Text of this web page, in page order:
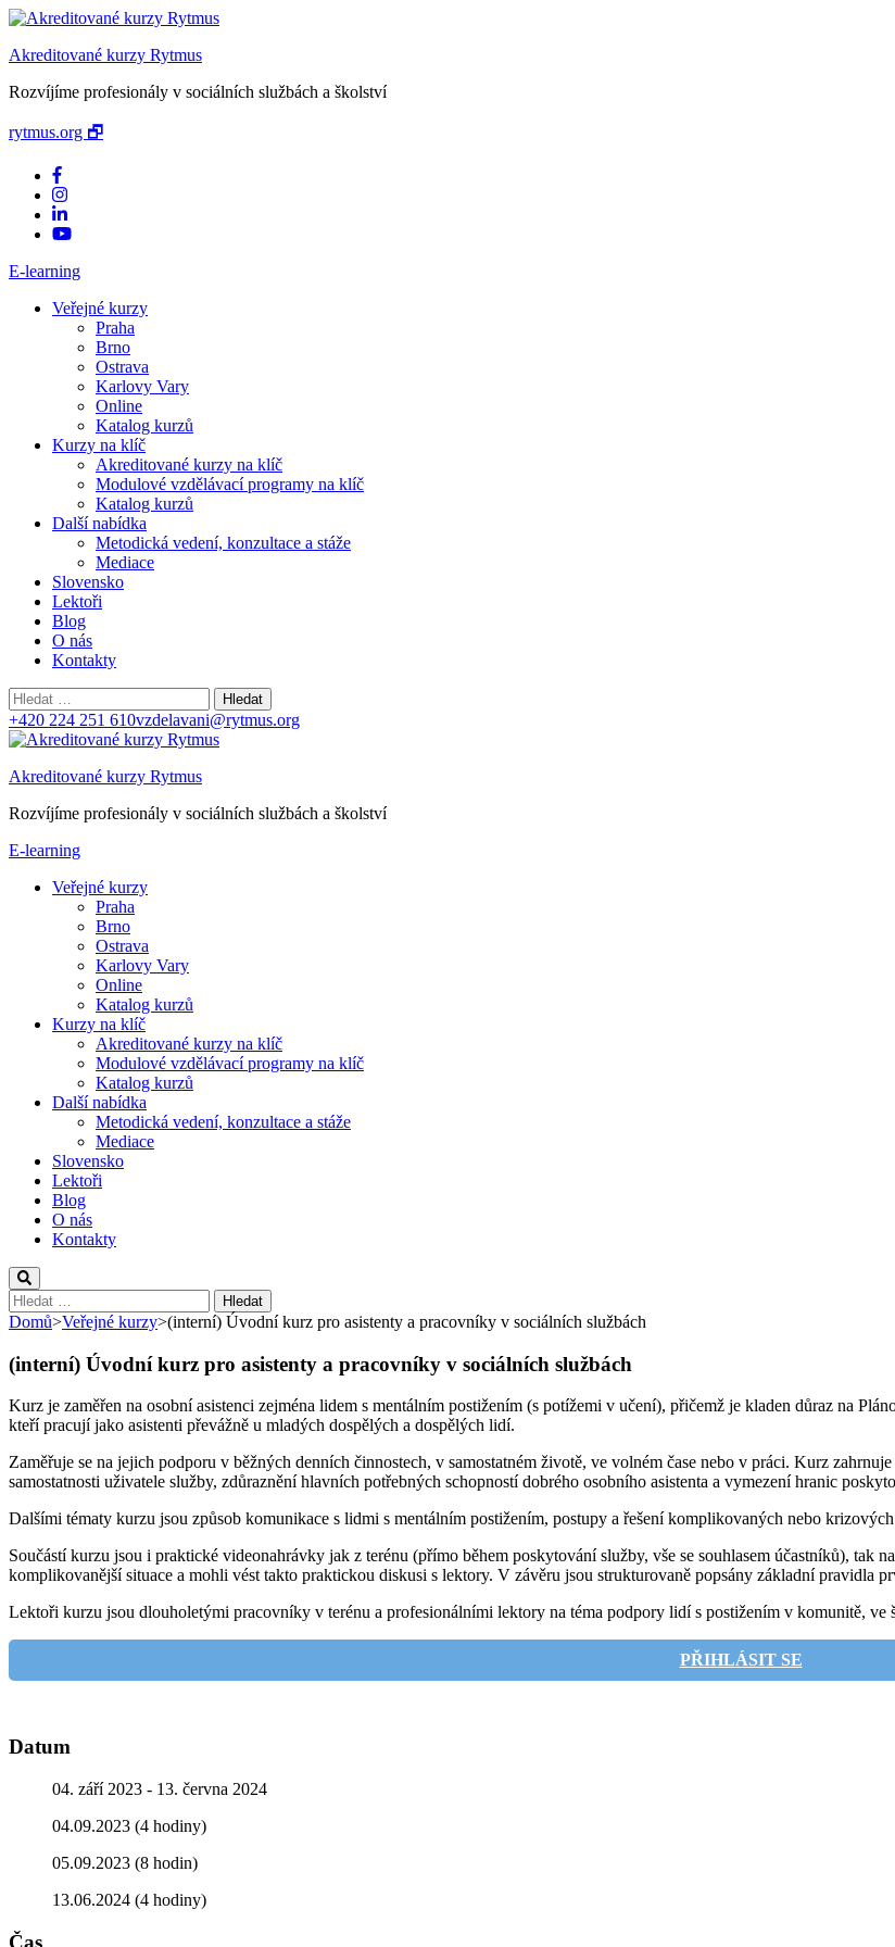
Akreditované kurzy Rytmus
Rozvíjíme profesionály v sociálních službách a školství
rytmus.org 🗗
E-learning
Veřejné kurzy
Praha
Brno
Ostrava
Karlovy Vary
Online
Katalog kurzů
Kurzy na klíč
Akreditované kurzy na klíč
Modulové vzdělávací programy na klíč
Katalog kurzů
Další nabídka
Metodická vedení, konzultace a stáže
Mediace
Slovensko
Lektoři
Blog
O nás
Kontakty
Vyhledávání
+420 224 251 610vzdelavani@rytmus.org
Akreditované kurzy Rytmus
Rozvíjíme profesionály v sociálních službách a školství
E-learning
Veřejné kurzy
Praha
Brno
Ostrava
Karlovy Vary
Online
Katalog kurzů
Kurzy na klíč
Akreditované kurzy na klíč
Modulové vzdělávací programy na klíč
Katalog kurzů
Další nabídka
Metodická vedení, konzultace a stáže
Mediace
Slovensko
Lektoři
Blog
O nás
Kontakty
Vyhledávání
Domů>Veřejné kurzy>(interní) Úvodní kurz pro asistenty a pracovníky v sociálních službách
(interní) Úvodní kurz pro asistenty a pracovníky v sociálních službách
Kurz je zaměřen na osobní asistenci zejména lidem s mentálním postižením (s potížemi v učení), přičemž je kladen důraz na
kteří pracují jako asistenti převážně u mladých dospělých a dospělých lidí.
Zaměřuje se na jejich podporu v běžných denních činnostech, v samostatném životě, ve volném čase nebo v práci. Kurz
samostatnosti uživatele služby, zdůraznění hlavních potřebných schopností dobrého osobního asistenta a vymezení hranic
Dalšími tématy kurzu jsou způsob komunikace s lidmi s mentálním postižením, postupy a řešení komplikovaných nebo
Součástí kurzu jsou i praktické videonahrávky jak z terénu (přímo během poskytování služby, vše se souhlasem účastníků), tak
komplikovanější situace a mohli vést takto praktickou diskusi s lektory. V závěru jsou strukturovaně popsány základní pravidla
Lektoři kurzu jsou dlouholetými pracovníky v terénu a profesionálními lektory na téma podpory lidí s postižením v komunitě, ve
PŘIHLÁSIT SE
Datum
04. září 2023 - 13. června 2024
04.09.2023 (4 hodiny)
05.09.2023 (8 hodin)
13.06.2024 (4 hodiny)
Čas